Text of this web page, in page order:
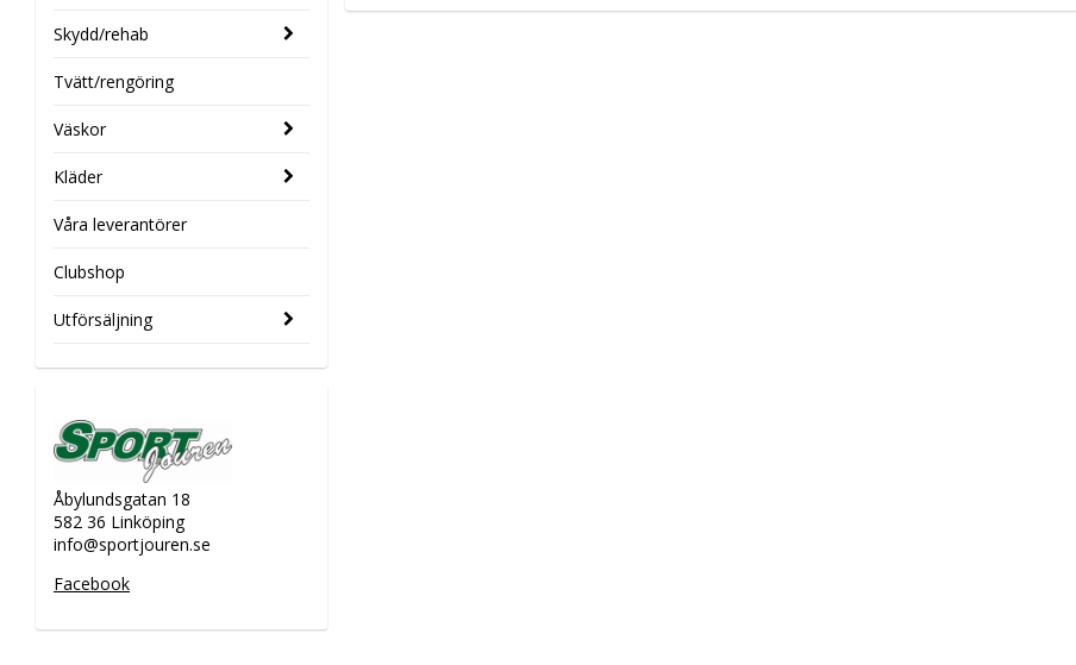
Skydd/rehab
Tvätt/rengöring
Väskor
Kläder
Våra leverantörer
Clubshop
Utförsäljning
Åbylundsgatan 18
582 36 Linköping
info@sportjouren.se
Facebook